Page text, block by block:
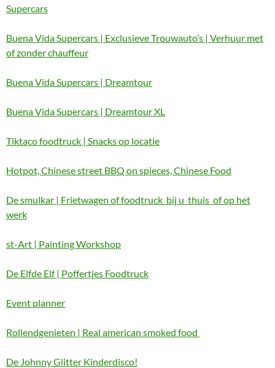
Supercars
Buena Vida Supercars | Exclusieve Trouwauto’s | Verhuur met
of zonder chauffeur
Buena Vida Supercars | Dreamtour
Buena Vida Supercars | Dreamtour XL
Tiktaco foodtruck | Snacks op locatie
Hotpot, Chinese street BBQ on spieces, Chinese Food
De smulkar | Frietwagen of foodtruck bij u thuis of op het
werk
st-Art | Painting Workshop
De Elfde Elf | Poffertjes Foodtruck
Event planner
Rollendgenieten | Real american smoked food
De Johnny Glitter Kinderdisco!